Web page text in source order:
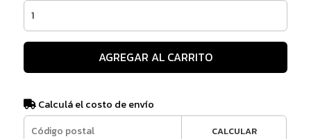
AGREGAR AL CARRITO
Calculá el costo de envío
CALCULAR